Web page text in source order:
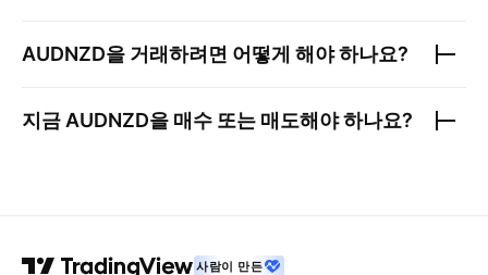
AUDNZD을 거래하려면 어떻게 해야 하나요?
지금 AUDNZD을 매수 또는 매도해야 하나요?
사람이 만든